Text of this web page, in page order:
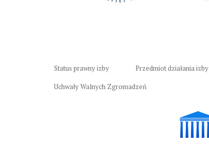
Status prawny izby Przedmiot działania izby
Uchwały Walnych Zgromadzeń